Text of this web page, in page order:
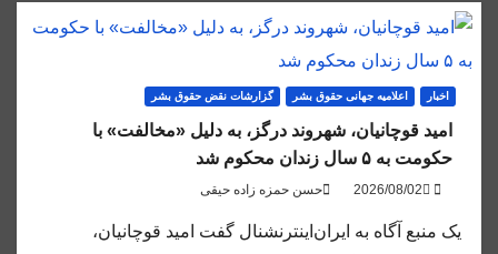
اخبار اعلاميه جهانی حقوق بشر گزارشات نقض حقوق بشر
امید قوچانیان، شهروند درگز، به دلیل «مخالفت» با
حکومت به ۵ سال زندان محکوم شد
حسن حمزه زاده حیقی
یک منبع آگاه به ایران‌اینترنشنال گفت امید قوچانیان،